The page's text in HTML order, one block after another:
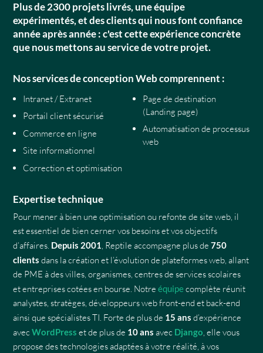
Plus de 2300 projets livrés, une équipe
expérimentés, et des clients qui nous font confiance
année après année : c'est cette expérience concrète
que nous mettons au service de votre projet.
Nos services de conception Web comprennent :
Intranet / Extranet
Portail client sécurisé
Commerce en ligne
Site informationnel
Correction et optimisation
Page de destination
(Landing page)
Automatisation de processus
web
Expertise technique
Pour mener à bien une optimisation ou refonte de site web, il
est essentiel de bien cerner vos besoins et vos objectifs
d’affaires. Depuis 2001, Reptile accompagne plus de750
clients dans la création et l’évolution de plateformes web, allant
de PME à des villes, organismes, centres de services scolaires
et entreprises cotées en bourse. Notreéquipecomplète réunit
analystes, stratèges, développeurs web front-end et back-end
ainsi que spécialistes TI. Forte de plus de 15 ans d’expérience
avecWordPress et de plus de 10 ans avec Django, elle vous
propose des technologies adaptées à votre réalité, à vos